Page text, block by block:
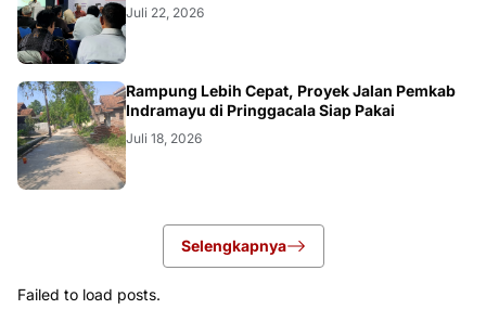
Juli 22, 2026
LOKAL
Rampung Lebih Cepat, Proyek Jalan Pemkab
Indramayu di Pringgacala Siap Pakai
Juli 18, 2026
Selengkapnya
Failed to load posts.